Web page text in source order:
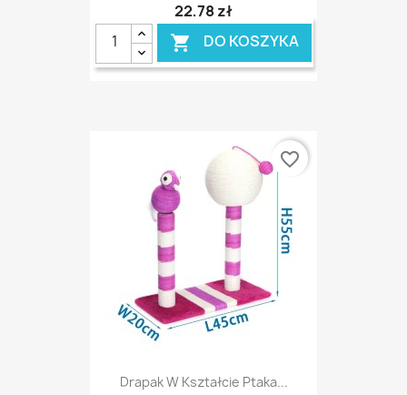
22,78 zł
 DO KOSZYKA
Drapak W Kształcie Ptaka...
favorite_border